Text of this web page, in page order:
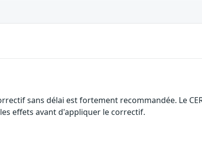
sans délai est fortement recommandée. Le
effets avant d'appliquer le correctif.